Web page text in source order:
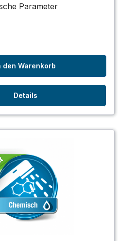
Parameter
den Warenkorb
Details